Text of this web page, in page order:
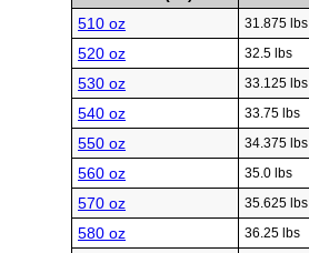
510 oz
31.875 lbs
520 oz 32.5 lbs
530 oz 33.125 lbs
540 oz 33.75 lbs
550 oz 34.375 lbs
560 oz 35.0 lbs
570 oz 35.625 lbs
580 oz 36.25 lbs